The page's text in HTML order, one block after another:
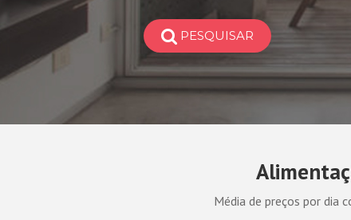
PESQUISAR
Média de preços por dia